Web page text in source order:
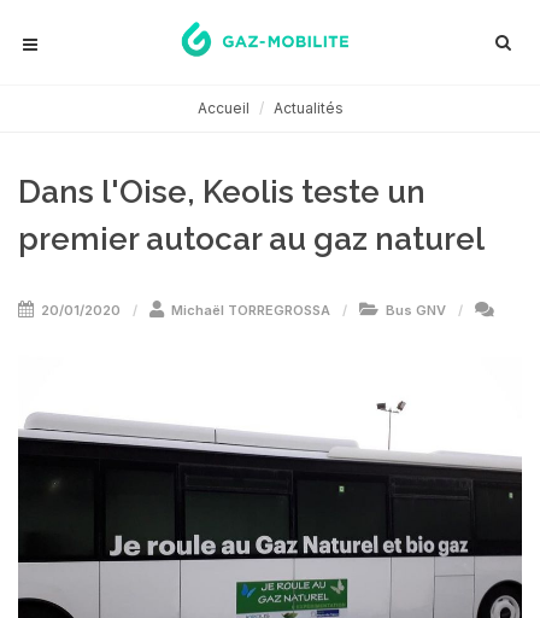
Accueil Actualités
Dans l'Oise, Keolis teste un
premier autocar au gaz naturel
20/01/2020 Michaël TORREGROSSA Bus GNV